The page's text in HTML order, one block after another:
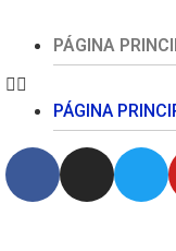
PÁGINA
PÁGINA